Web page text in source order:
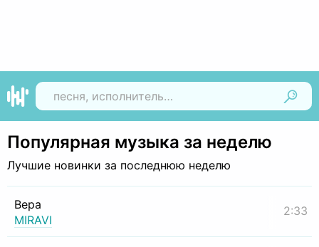
Популярная музыка за неделю
Лучшие новинки за последнюю неделю
Вера
MIRAVI
2:33